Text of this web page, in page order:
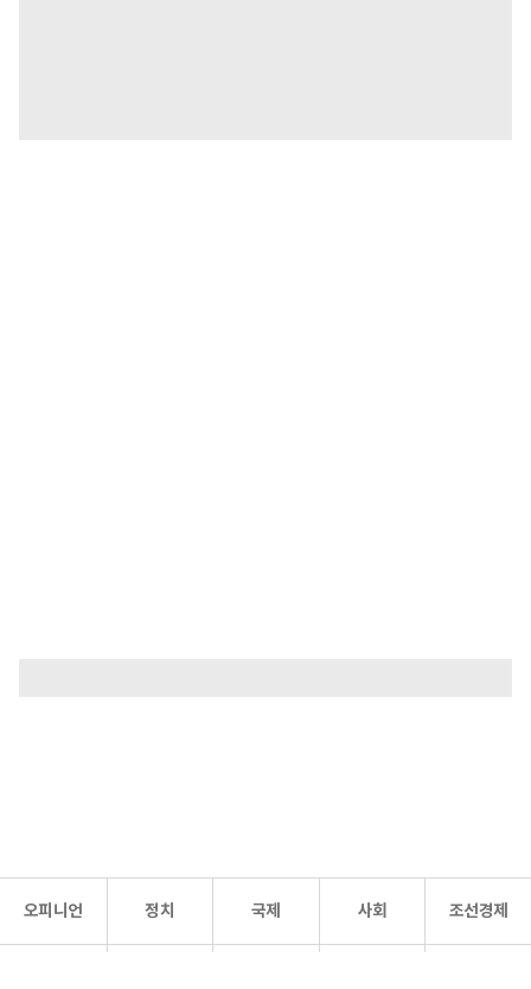
오피니언 정치 국제 사회 조선경제